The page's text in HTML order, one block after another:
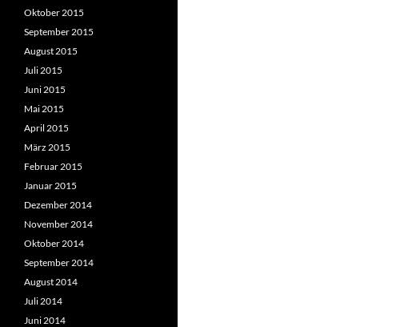
Oktober 2015
September 2015
August 2015
Juli 2015
Juni 2015
Mai 2015
April 2015
März 2015
Februar 2015
Januar 2015
Dezember 2014
November 2014
Oktober 2014
September 2014
August 2014
Juli 2014
Juni 2014